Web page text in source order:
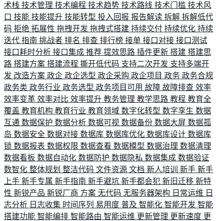
术栈 技术管理 技术编程 技术趋势 技术路线 技术门槛 技术风
口 技能 技能提升 技能转型 投入回报 报告解读 拆解 拆解低代
码 拒绝 拓展性 拖拽开发 拖拽式搭建 持续交付 持续优化 持续
迭代 指南 挑战者 排名 排查 排行榜 接单 接口对接 接口测试
接口耗时分析 接口集成 推荐 提效思路 插件更新 搭建 搭建思
路 搭建方案 搭建流程 撕开低代码 支持二次开发 支持多端开
发 改造方案 政企 政企选型 政企采购 政企项目 政务 政务合规
政务类 政务行业 政务选型 政务项目可用 故障 故障排查 效率
效率变革 效率对比 效率提升 教务管理 教学思路 教程 教育全
覆盖 教育机构 教育行业 教育领域 数字化转型 数字孪生 数据
互通 数据保护 数据分析 数据可视 数据备份 数据大屏 数据孤
岛 数据安全 数据对接 数据库 数据库优化 数据库设计 数据库
锁 数据报表 数据权限 数据查看 数据模型 数据治理 数据清理
数据看板 数据自动化 数据防护 数据隐私 数据集成 数据验证
数智化 整体规划 整洁代码 文件资源 文档 新人培训 新手 新手
上手 新手专属 新手指南 新手避坑 新手都会犯 新旧迁移 新特
性 新锐产品 新锐厂商 方案 无代码 无服务器架构 日常运维 日
志分析 日志收集 时间序列 易用度 普及 智能化 智能开发 智能
搭建功能 智能编排 智能路由 智能运维 更新管理 更新速度 更